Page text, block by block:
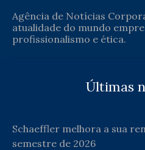
Agência de Notícias
atualidade do mundo
profissionalismo e ética.
Últimas
Schaeffler melhora a sua
semestre de 2026